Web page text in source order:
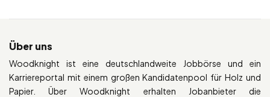
Über uns
Woodknight ist eine deutschlandweite Jobbörse und ein
Karriereportal mit einem großen Kandidatenpool für Holz und
Papier. Über Woodknight erhalten Jobanbieter die